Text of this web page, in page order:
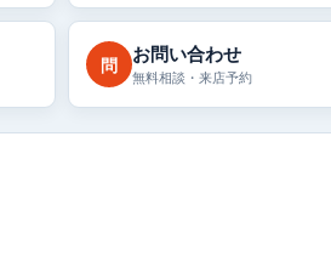
問 お問い合わせ
無料相談・来店予約